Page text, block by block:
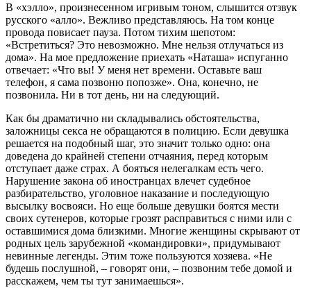
В «хэлло», произнесенном игривым тоном, слышится отзвук
русского «алло». Вежливо представляюсь. На том конце
провода повисает пауза. Потом тихим шепотом:
«Встретиться? Это невозможно. Мне нельзя отлучаться из
дома». На мое предложение приехать «Наташа» испуганно
отвечает: «Что вы! У меня нет времени. Оставьте ваш
телефон, я сама позвоню попозже». Она, конечно, не
позвонила. Ни в тот день, ни на следующий.
Как бы драматично ни складывались обстоятельства,
заложницы секса не обращаются в полицию. Если девушка
решается на подобный шаг, это значит только одно: она
доведена до крайней степени отчаяния, перед которым
отступает даже страх. А бояться нелегалкам есть чего.
Нарушение закона об иностранцах влечет судебное
разбирательство, уголовное наказание и последующую
высылку восвояси. Но еще больше девушки боятся мести
своих сутенеров, которые грозят расправиться с ними или с
оставшимися дома близкими. Многие женщины скрывают от
родных цель зарубежной «командировки», придумывают
невинные легенды. Этим тоже пользуются хозяева. «Не
будешь послушной, – говорят они, – позвоним тебе домой и
расскажем, чем ты тут занимаешься».